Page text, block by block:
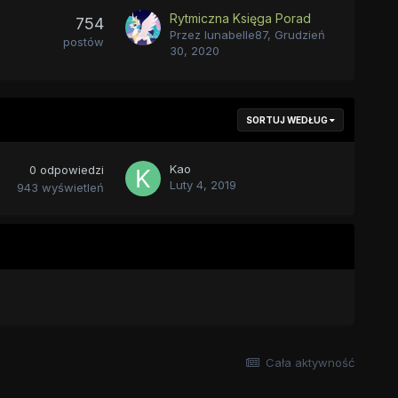
754
postów
Rytmiczna Księga Porad
Przez lunabelle87, Grudzień
30, 2020
SORTUJ WEDŁUG
0 odpowiedzi
943 wyświetleń
Kao
Luty 4, 2019
Cała aktywność